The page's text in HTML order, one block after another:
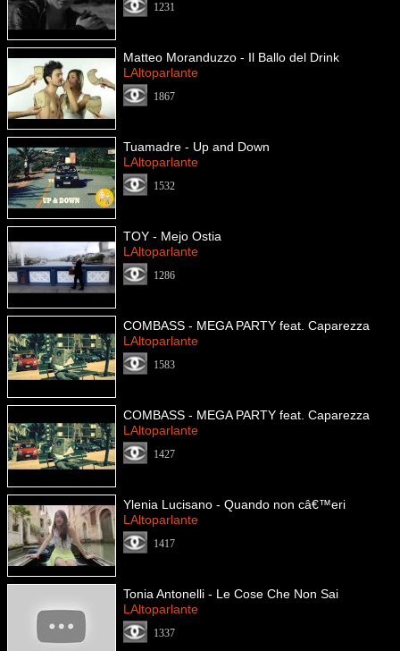
1231
Matteo Moranduzzo - Il Ballo del Drink
LAltoparlante
1867
Tuamadre - Up and Down
LAltoparlante
1532
TOY - Mejo Ostia
LAltoparlante
1286
COMBASS - MEGA PARTY feat. Caparezza
LAltoparlante
1583
COMBASS - MEGA PARTY feat. Caparezza
LAltoparlante
1427
Ylenia Lucisano - Quando non câ€™eri
LAltoparlante
1417
Tonia Antonelli - Le Cose Che Non Sai
LAltoparlante
1337